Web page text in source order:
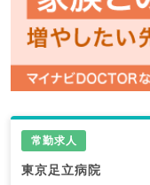
常勤求人
東京足立病院